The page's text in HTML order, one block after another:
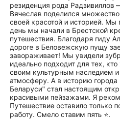
резиденция рода Радзивиллов
Вячеслав поделился
своей красотой и историей.
день мы начали в Брестской
путешествия. Благодаря гиду
дороге в Беловежскую пущу
завораживает! Мы увидели
идеально подходит для тех,
своим культурным наследием
атмосферу. А в историю
Беларуси" стал настоящим
красивыми пейзажами. Я
Путешествие оставило только
работу. Смело ставим пять ⭐.